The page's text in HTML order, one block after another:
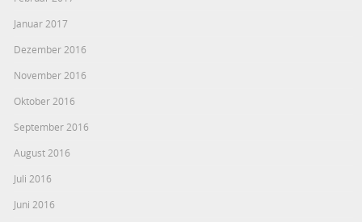
Januar 2017
Dezember 2016
November 2016
Oktober 2016
September 2016
August 2016
Juli 2016
Juni 2016